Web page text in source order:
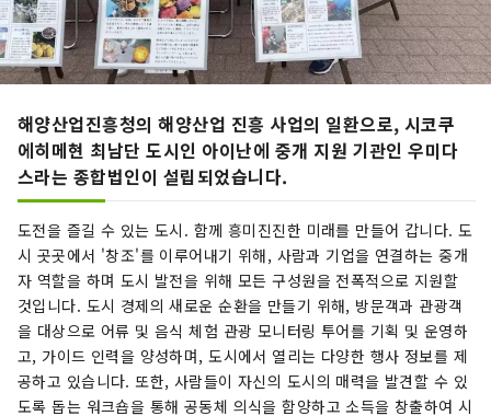
해양산업진흥청의 해양산업 진흥 사업의 일환으로, 시코쿠
에히메현 최남단 도시인 아이난에 중개 지원 기관인 우미다
스라는 종합법인이 설립되었습니다.
도전을 즐길 수 있는 도시. 함께 흥미진진한 미래를 만들어 갑니다. 도
시 곳곳에서 '창조'를 이루어내기 위해, 사람과 기업을 연결하는 중개
자 역할을 하며 도시 발전을 위해 모든 구성원을 전폭적으로 지원할
것입니다. 도시 경제의 새로운 순환을 만들기 위해, 방문객과 관광객
을 대상으로 어류 및 음식 체험 관광 모니터링 투어를 기획 및 운영하
고, 가이드 인력을 양성하며, 도시에서 열리는 다양한 행사 정보를 제
공하고 있습니다. 또한, 사람들이 자신의 도시의 매력을 발견할 수 있
도록 돕는 워크숍을 통해 공동체 의식을 함양하고 소득을 창출하여 시